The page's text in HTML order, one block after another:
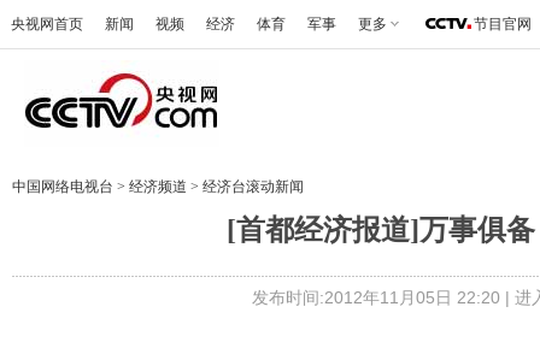
央视网首页 新闻 视频 经济 体育 军事 更多 节目官网
中国网络电视台 > 经济频道 > 经济台滚动新闻
[首都经济报道]万事俱
发布时间:2012年11月05日 22:20 | 进